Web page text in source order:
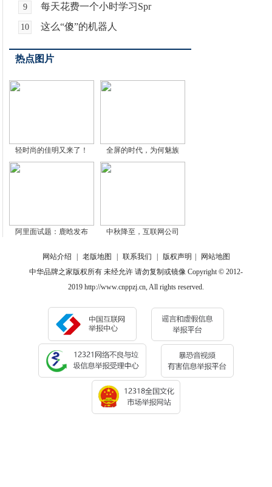
9 每天花费一个小时学习Spr
10 这么“傻”的机器人
热点图片
轻时尚的佳明又来了！ 全屏的时代，为何魅族
阿里面试题：鹿晗发布 中秋降至，互联网公司
网站介绍 老版地图 联系我们 版权声明
网站地图
中华品牌之家版权所有 未经允许 请勿复制或镜像 Copyright © 2012-
2019 http://www.cnppzj.cn, All rights reserved.